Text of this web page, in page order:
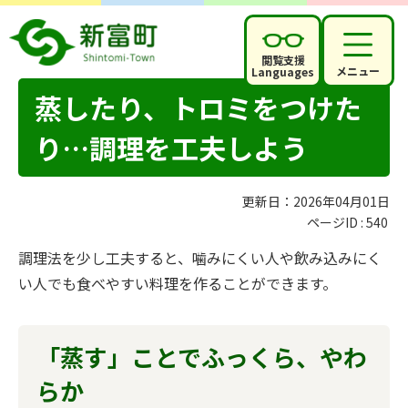
閲覧支援
Languages メニュー
蒸したり、トロミをつけた
り…調理を工夫しよう
更新日：2026年04月01日
ページID : 540
調理法を少し工夫すると、噛みにくい人や飲み込みにく
い人でも食べやすい料理を作ることができます。
「蒸す」ことでふっくら、やわ
らか